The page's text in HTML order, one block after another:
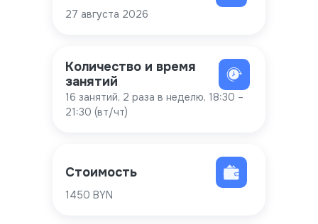
Количество и время
занятий
16 занятий, 2 раза в неделю, 18:30 –
21:30 (вт/чт)
Стоимость
1450 BYN
27 августа 2026